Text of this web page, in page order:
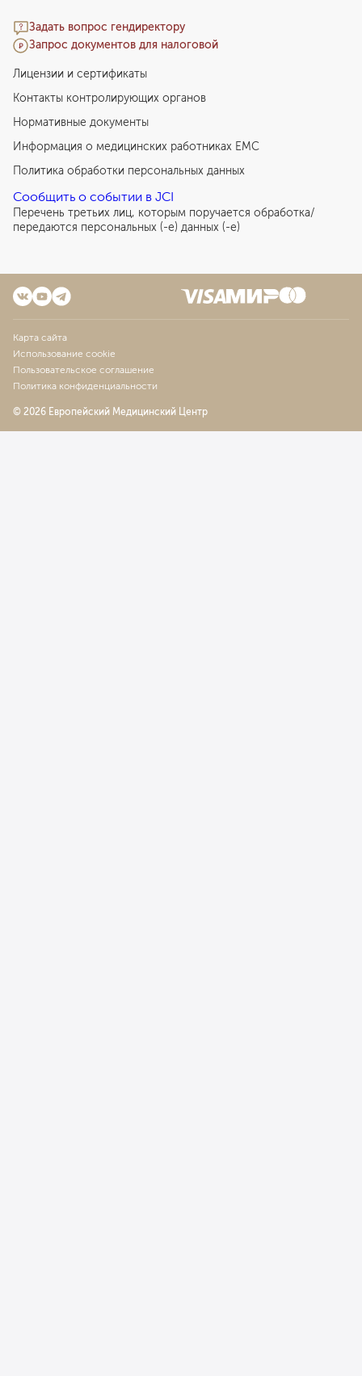
Задать вопрос гендиректору
Запрос документов для налоговой
Лицензии и сертификаты
Контакты контролирующих органов
Нормативные документы
Информация о медицинских работниках EMC
Политика обработки персональных данных
Сообщить о событии в JCI
Перечень третьих лиц, которым поручается обработка/
передаются персональных (-е) данных (-е)
Карта сайта
Использование cookie
Пользовательское соглашение
Политика конфиденциальности
© 2026 Европейский Медицинский Центр